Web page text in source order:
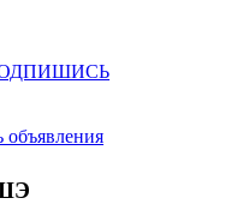
объявления